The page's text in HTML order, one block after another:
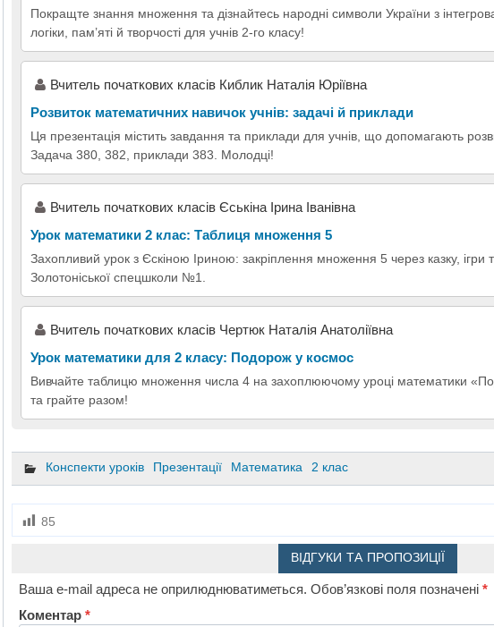
Покращте знання множення та дізнайтесь народні символи України з
логіки, пам’яті й творчості для учнів 2-го класу!
Вчитель початкових класів Киблик Наталія Юріївна
Розвиток математичних навичок учнів: задачі й приклади
Ця презентація містить завдання та приклади для учнів, що допомагають
Задача 380, 382, приклади 383. Молодці!
Вчитель початкових класів Єськіна Ірина Іванівна
Урок математики 2 клас: Таблиця множення 5
Захопливий урок з Єскіною Іриною: закріплення множення 5 через казку, ігри
Золотоніської спецшколи №1.
Вчитель початкових класів Чертюк Наталія Анатоліївна
Урок математики для 2 класу: Подорож у космос
Вивчайте таблицю множення числа 4 на захоплюючому уроці математики
та грайте разом!
Конспекти уроків Презентації Математика 2 клас
85
ВІДГУКИ ТА ПРОПОЗИЦІЇ
Ваша e-mail адреса не оприлюднюватиметься. Обов’язкові поля позначені *
Коментар *